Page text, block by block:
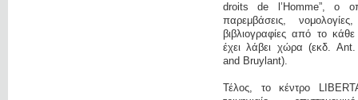
droits de l’Homme”, ο
παρεμβάσεις,
βιβλιογραφίες από το
έχει λάβει χώρα (εκδ.
and Bruylant).
Τέλος, το κέντρο